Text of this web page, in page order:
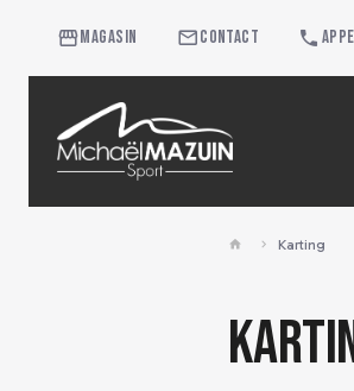
Magasin Contact
Karting